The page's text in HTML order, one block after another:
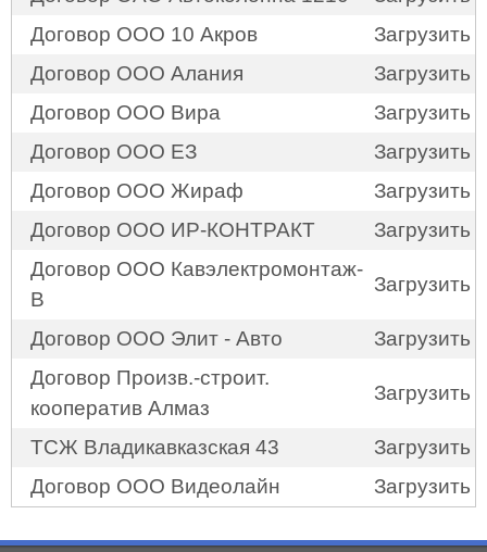
Договор ООО 10 Акров
Загрузить
Договор ООО Алания
Загрузить
Договор ООО Вира
Загрузить
Договор ООО ЕЗ
Загрузить
Договор ООО Жираф
Загрузить
Договор ООО ИР-КОНТРАКТ
Загрузить
Договор ООО Кавэлектромонтаж-
В
Загрузить
Договор ООО Элит - Авто
Загрузить
Договор Произв.-строит.
кооператив Алмаз
Загрузить
ТСЖ Владикавказская 43
Загрузить
Договор ООО Видеолайн
Загрузить